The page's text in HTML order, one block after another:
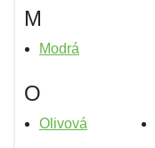
M
Modrá
O
Olivová